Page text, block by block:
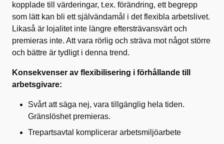
kopplade till värderingar, t.ex. förändring, ett begrepp
som lätt kan bli ett självändamål i det flexibla arbetslivet.
Likaså är lojalitet inte längre eftersträvansvärt och
premieras inte. Att vara rörlig och sträva mot något större
och bättre är tydligt i denna trend.
Konsekvenser av flexibilisering i förhållande till
arbetsgivare:
Svårt att säga nej, vara tillgänglig hela tiden.
Gränslöshet premieras.
Trepartsavtal komplicerar arbetsmiljöarbete